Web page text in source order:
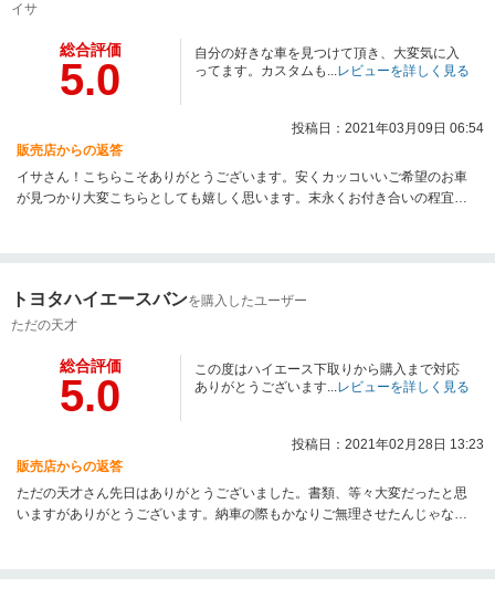
イサ
総合評価
5.0
自分の好きな車を見つけて頂き、大変気に入
ってます。カスタムも...レビューを詳しく見る
投稿日：2021年03月09日 06:54
販売店からの返答
イサさん！こちらこそありがとうございます。安くカッコいいご希望のお車
が見つかり大変こちらとしても嬉しく思います。末永くお付き合いの程宜し
トヨタハイエースバンを購入したユーザー
ただの天才
総合評価
5.0
この度はハイエース下取りから購入まで対応
ありがとうございます...レビューを詳しく見る
投稿日：2021年02月28日 13:23
販売店からの返答
ただの天才さん先日はありがとうございました。書類、等々大変だったと思
いますがありがとうございます。納車の際もかなりご無理させたんじゃない